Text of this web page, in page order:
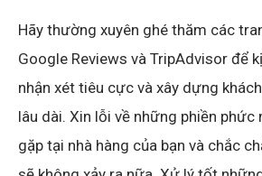
Hãy thường xuyên ghé thăm các
Google Reviews và TripAdvisor để
nhận xét tiêu cực và xây dựng
lâu dài. Xin lỗi về những phiền phức
gặp tại nhà hàng của bạn và chắc